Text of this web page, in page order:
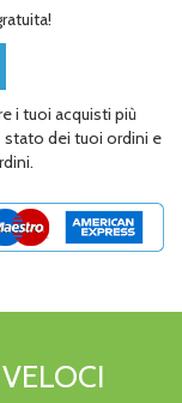
i tuoi acquisti più
dei tuoi ordini e